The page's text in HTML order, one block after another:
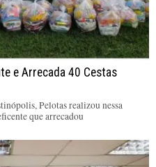
e Arrecada 40 Cestas
Pelotas realizou nessa
que arrecadou